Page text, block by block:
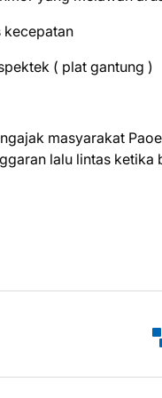
kecepatan
( plat gantung )
masyarakat
lalu lintas